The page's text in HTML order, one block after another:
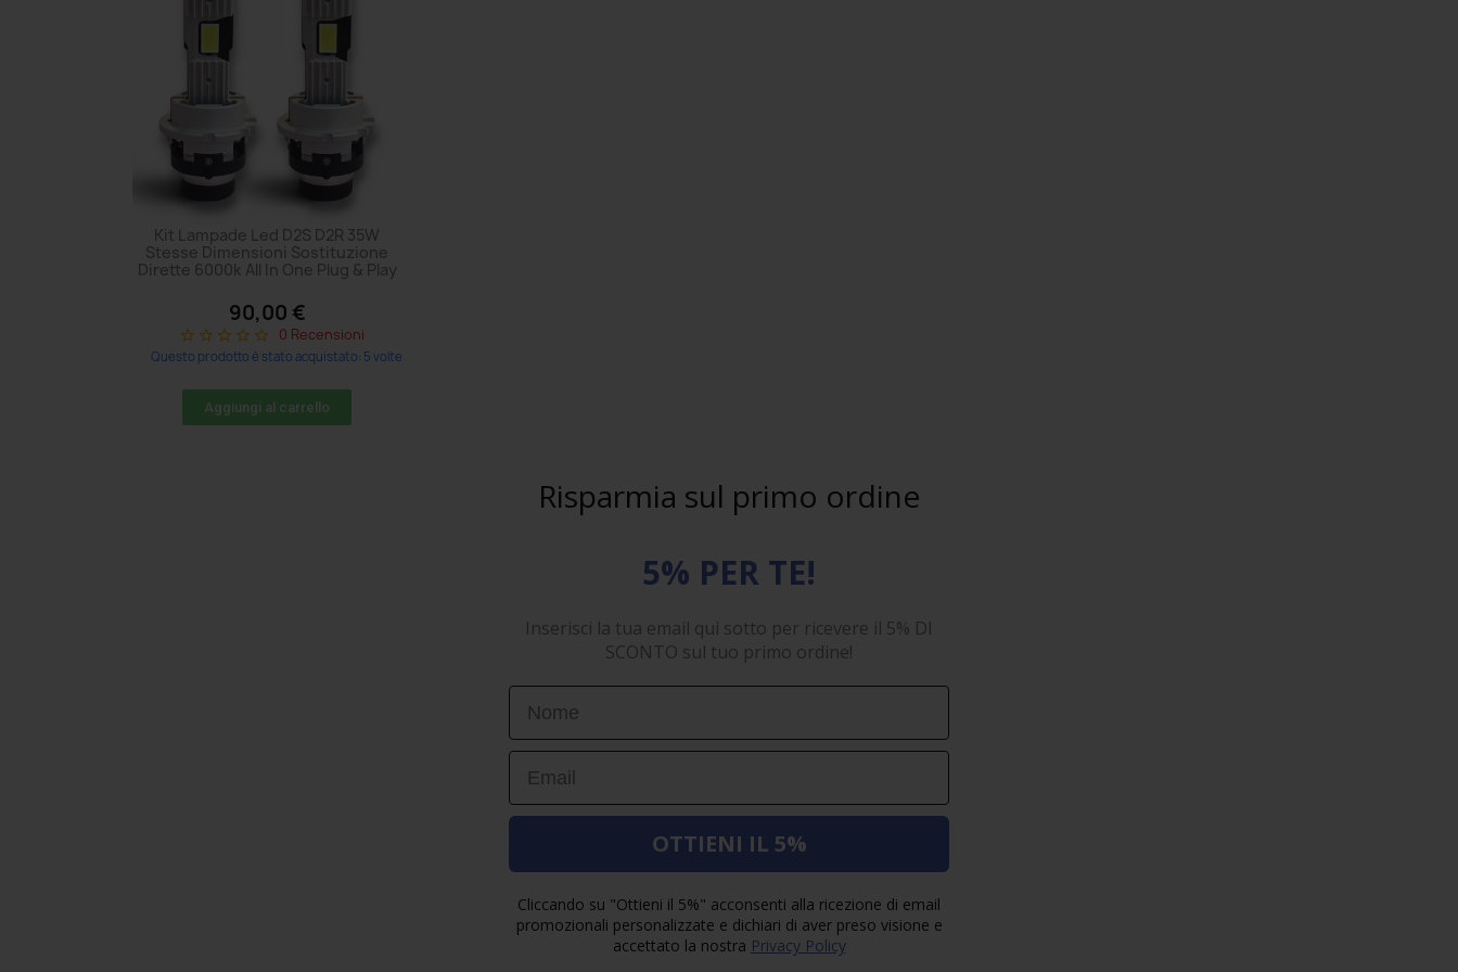
Kit Lampade Led D2S D2R 35W
Stesse Dimensioni Sostituzione
Dirette 6000k All In One Plug & Play
90,00 €
star_border star_border star_border star_border star_border 0 Recensioni
Questo prodotto è stato acquistato: 5 volte
Aggiungi al carrello
Risparmia sul primo ordine
5% PER TE!
Inserisci la tua email qui sotto per ricevere il 5% DI
SCONTO sul tuo primo ordine!
First Name
Email
OTTIENI IL 5%
Cliccando su "Ottieni il 5%" acconsenti alla ricezione di email
promozionali personalizzate e dichiari di aver preso visione e
accettato la nostra Privacy Policy